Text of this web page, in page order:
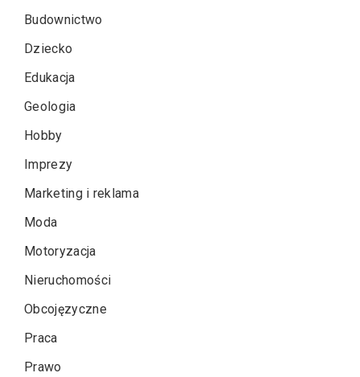
Budownictwo
Dziecko
Edukacja
Geologia
Hobby
Imprezy
Marketing i reklama
Moda
Motoryzacja
Nieruchomości
Obcojęzyczne
Praca
Prawo